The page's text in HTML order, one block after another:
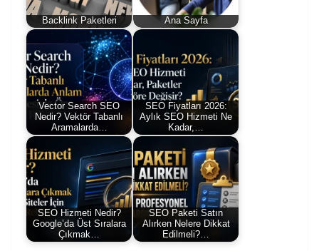
Backlink Paketleri Ana Sayfa
Vector Search SEO
Nedir? Vektör Tabanlı
Aramalarda…
SEO Fiyatları 2026:
Aylık SEO Hizmeti Ne
Kadar,…
SEO Hizmeti Nedir?
Google’da Üst Sıralara
Çıkmak…
SEO Paketi Satın
Alırken Nelere Dikkat
Edilmeli?…